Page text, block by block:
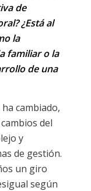
de
¿Está al
la
familiar o la
de una
cambiado,
del
y
de gestión.
un giro
según